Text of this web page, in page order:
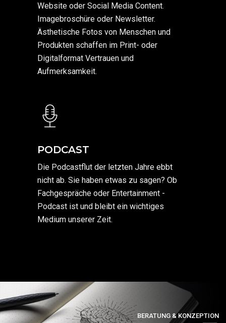
Website oder Social Media Content.
Imagebroschüre oder Newsletter.
Ästhetische Fotos von Menschen und
Produkten schaffen im Print- oder
Digitalformat Vertrauen und
Aufmerksamkeit.
PODCAST
Die Podcastflut der letzten Jahre ebbt
nicht ab. Sie haben etwas zu sagen? Ob
Fachgespräche oder Entertainment -
Podcast ist und bleibt ein wichtiges
Medium unserer Zeit.
BERATUNG & KONZEPTION